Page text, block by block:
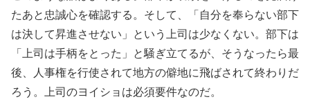
たあと忠誠心を確認する。そして、「自分を奉らない部下
は決して昇進させない」という上司は少なくない。部下は
「上司は手柄をとった」と騒ぎ立てるが、そうなったら最
後、人事権を行使されて地方の僻地に飛ばされて終わりだ
ろう。上司のヨイショは必須要件なのだ。